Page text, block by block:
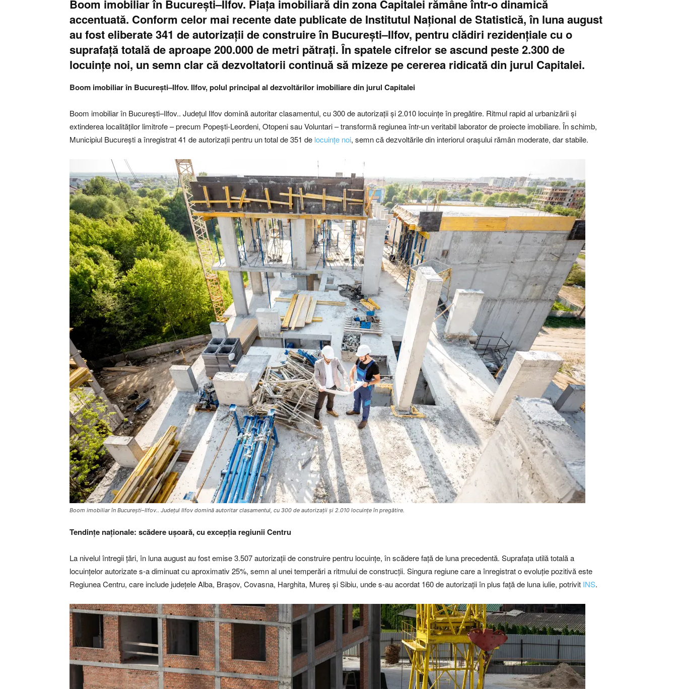
Boom imobiliar în București–Ilfov. Piața imobiliară din zona Capitalei rămâne într-o dinamică
accentuată. Conform celor mai recente date publicate de Institutul Național de Statistică, în luna august
au fost eliberate 341 de autorizații de construire în București–Ilfov, pentru clădiri rezidențiale cu o
suprafață totală de aproape 200.000 de metri pătrați. În spatele cifrelor se ascund peste 2.300 de
locuințe noi, un semn clar că dezvoltatorii continuă să mizeze pe cererea ridicată din jurul Capitalei.
Boom imobiliar în București–Ilfov. Ilfov, polul principal al dezvoltărilor imobiliare din jurul Capitalei
Boom imobiliar în București–Ilfov.. Județul Ilfov domină autoritar clasamentul, cu 300 de autorizații și 2.010 locuințe în pregătire. Ritmul rapid al urbanizării și
extinderea localităților limitrofe – precum Popești-Leordeni, Otopeni sau Voluntari – transformă regiunea într-un veritabil laborator de proiecte imobiliare. În schimb,
Municipiul București a înregistrat 41 de autorizații pentru un total de 351 de locuințe noi, semn că dezvoltările din interiorul orașului rămân moderate, dar stabile.
Boom imobiliar în București–Ilfov.. Județul Ilfov domină autoritar clasamentul, cu 300 de autorizații și 2.010 locuințe în pregătire.
Tendințe naționale: scădere ușoară, cu excepția regiunii Centru
La nivelul întregii țări, în luna august au fost emise 3.507 autorizații de construire pentru locuințe, în scădere față de luna precedentă. Suprafața utilă totală a
locuințelor autorizate s-a diminuat cu aproximativ 25%, semn al unei temperări a ritmului de construcții. Singura regiune care a înregistrat o evoluție pozitivă este
Regiunea Centru, care include județele Alba, Brașov, Covasna, Harghita, Mureș și Sibiu, unde s-au acordat 160 de autorizații în plus față de luna iulie, potrivit INS.